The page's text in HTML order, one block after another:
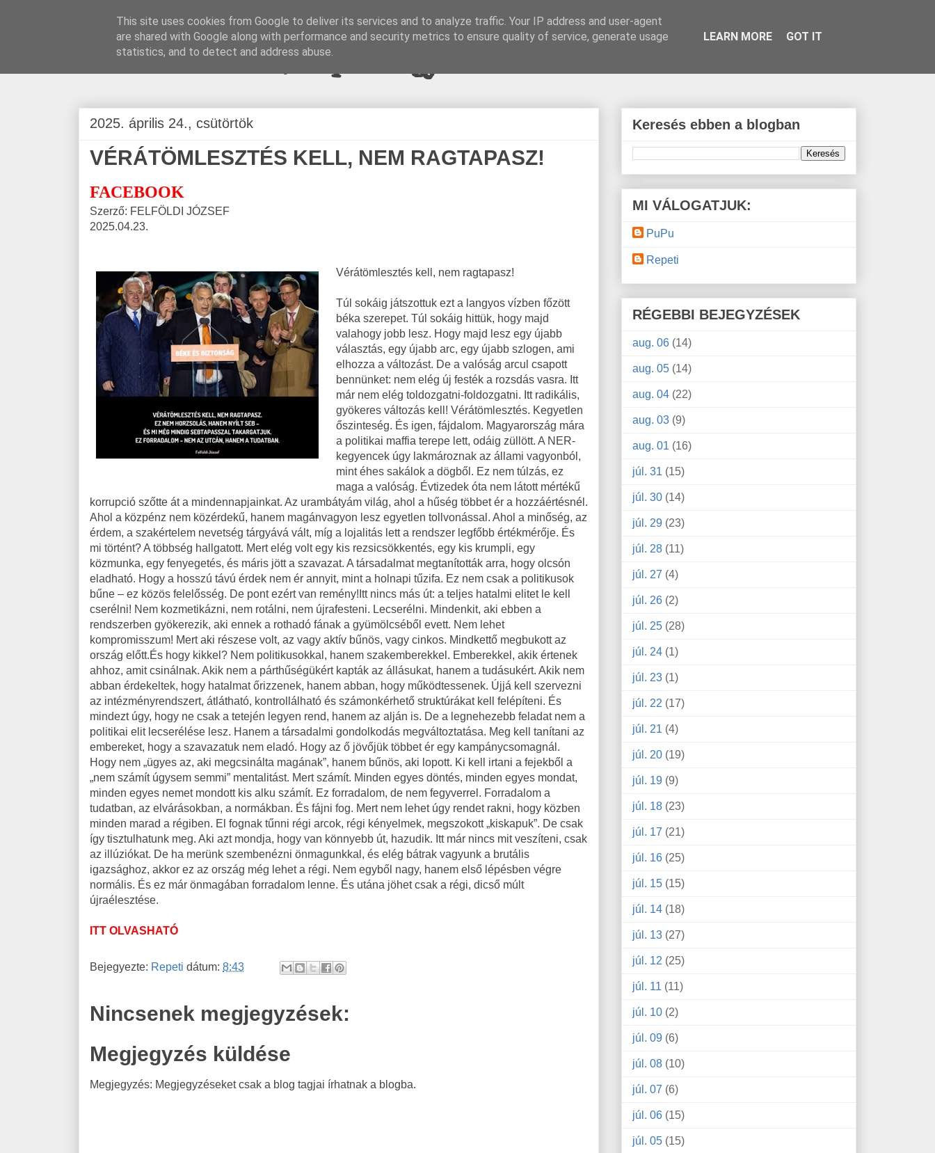
BLOGÁSZAT, napi blogjava
2025. április 24., csütörtök
VÉRÁTÖMLESZTÉS KELL, NEM RAGTAPASZ!
FACEBOOK
Szerző: FELFÖLDI JÓZSEF
2025.04.23.
Vérátömlesztés kell, nem ragtapasz!
Túl sokáig játszottuk ezt a langyos vízben főzött
béka szerepet. Túl sokáig hittük, hogy majd
valahogy jobb lesz. Hogy majd lesz egy újabb
választás, egy újabb arc, egy újabb szlogen, ami
elhozza a változást. De a valóság arcul csapott
bennünket: nem elég új festék a rozsdás vasra. Itt
már nem elég toldozgatni-foldozgatni. Itt radikális,
gyökeres változás kell! Vérátömlesztés. Kegyetlen
őszinteség. És igen, fájdalom. Magyarország mára
a politikai maffia terepe lett, odáig züllött. A NER-
kegyencek úgy lakmároznak az állami vagyonból,
mint éhes sakálok a dögből. Ez nem túlzás, ez
maga a valóság. Évtizedek óta nem látott mértékű
korrupció szőtte át a mindennapjainkat. Az urambátyám világ, ahol a hűség többet ér a hozzáértésnél.
Ahol a közpénz nem közérdekű, hanem magánvagyon lesz egyetlen tollvonással. Ahol a minőség, az
érdem, a szakértelem nevetség tárgyává vált, míg a lojalitás lett a rendszer legfőbb értékmérője. És
mi történt? A többség hallgatott. Mert elég volt egy kis rezsicsökkentés, egy kis krumpli, egy
közmunka, egy fenyegetés, és máris jött a szavazat. A társadalmat megtanították arra, hogy olcsón
eladható. Hogy a hosszú távú érdek nem ér annyit, mint a holnapi tűzifa. Ez nem csak a politikusok
bűne – ez közös felelősség. De pont ezért van remény!Itt nincs más út: a teljes hatalmi elitet le kell
cserélni! Nem kozmetikázni, nem rotálni, nem újrafesteni. Lecserélni. Mindenkit, aki ebben a
rendszerben gyökerezik, aki ennek a rothadó fának a gyümölcséből evett. Nem lehet
kompromisszum! Mert aki részese volt, az vagy aktív bűnös, vagy cinkos. Mindkettő megbukott az
ország előtt.És hogy kikkel? Nem politikusokkal, hanem szakemberekkel. Emberekkel, akik értenek
ahhoz, amit csinálnak. Akik nem a párthűségükért kapták az állásukat, hanem a tudásukért. Akik nem
abban érdekeltek, hogy hatalmat őrizzenek, hanem abban, hogy működtessenek. Újjá kell szervezni
az intézményrendszert, átlátható, kontrollálható és számonkérhető struktúrákat kell felépíteni. És
mindezt úgy, hogy ne csak a tetején legyen rend, hanem az alján is. De a legnehezebb feladat nem a
politikai elit lecserélése lesz. Hanem a társadalmi gondolkodás megváltoztatása. Meg kell tanítani az
embereket, hogy a szavazatuk nem eladó. Hogy az ő jövőjük többet ér egy kampánycsomagnál.
Hogy nem „ügyes az, aki megcsinálta magának”, hanem bűnös, aki lopott. Ki kell irtani a fejekből a
„nem számít úgysem semmi” mentalitást. Mert számít. Minden egyes döntés, minden egyes mondat,
minden egyes nemet mondott kis alku számít. Ez forradalom, de nem fegyverrel. Forradalom a
tudatban, az elvárásokban, a normákban. És fájni fog. Mert nem lehet úgy rendet rakni, hogy közben
minden marad a régiben. El fognak tűnni régi arcok, régi kényelmek, megszokott „kiskapuk”. De csak
így tisztulhatunk meg. Aki azt mondja, hogy van könnyebb út, hazudik. Itt már nincs mit veszíteni, csak
az illúziókat. De ha merünk szembenézni önmagunkkal, és elég bátrak vagyunk a brutális
igazsághoz, akkor ez az ország még lehet a régi. Nem egyből nagy, hanem első lépésben végre
normális. És ez már önmagában forradalom lenne. És utána jöhet csak a régi, dicső múlt
újraélesztése.
ITT OLVASHATÓ
Bejegyezte: Repeti dátum: 8:43
Nincsenek megjegyzések:
Megjegyzés küldése
Megjegyzés: Megjegyzéseket csak a blog tagjai írhatnak a blogba.
Keresés ebben a blogban
MI VÁLOGATJUK:
PuPu
Repeti
RÉGEBBI BEJEGYZÉSEK
aug. 06 (14)
aug. 05 (14)
aug. 04 (22)
aug. 03 (9)
aug. 01 (16)
júl. 31 (15)
júl. 30 (14)
júl. 29 (23)
júl. 28 (11)
júl. 27 (4)
júl. 26 (2)
júl. 25 (28)
júl. 24 (1)
júl. 23 (1)
júl. 22 (17)
júl. 21 (4)
júl. 20 (19)
júl. 19 (9)
júl. 18 (23)
júl. 17 (21)
júl. 16 (25)
júl. 15 (15)
júl. 14 (18)
júl. 13 (27)
júl. 12 (25)
júl. 11 (11)
júl. 10 (2)
júl. 09 (6)
júl. 08 (10)
júl. 07 (6)
júl. 06 (15)
júl. 05 (15)
This site uses cookies from Google to deliver its services and to analyze traffic. Your IP address and user-agent
are shared with Google along with performance and security metrics to ensure quality of service, generate usage
statistics, and to detect and address abuse.
LEARN MORE GOT IT